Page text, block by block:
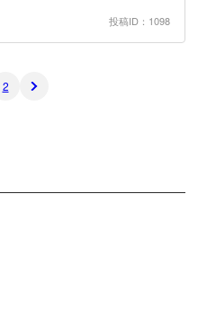
投稿ID：1098
2